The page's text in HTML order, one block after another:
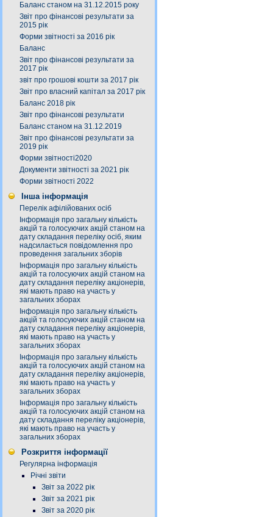
Баланс станом на 31.12.2015 року
Звіт про фінансові результати за
2015 рік
Форми звітності за 2016 рік
Баланс
Звіт про фінансові результати за
2017 рік
звіт про грошові кошти за 2017 рік
Звіт про власний капітал за 2017 рік
Баланс 2018 рік
Звіт про фінансові результати
Баланс станом на 31.12.2019
Звіт про фінансові результати за
2019 рік
Форми звітності2020
Документи звітності за 2021 рік
Форми звітності 2022
Інша інформація
Перелік афілійованих осіб
Інформація про загальну кількість
акцій та голосуючих акцій станом на
дату складання переліку осіб, яким
надсилається повідомлення про
проведення загальних зборів
Інформація про загальну кількість
акцій та голосуючих акцій станом на
дату складання переліку акціонерів,
які мають право на участь у
загальних зборах
Інформація про загальну кількість
акцій та голосуючих акцій станом на
дату складання переліку акціонерів,
які мають право на участь у
загальних зборах
Інформація про загальну кількість
акцій та голосуючих акцій станом на
дату складання переліку акціонерів,
які мають право на участь у
загальних зборах
Інформація про загальну кількість
акцій та голосуючих акцій станом на
дату складання переліку акціонерів,
які мають право на участь у
загальних зборах
Розкриття інформації
Регулярна інформація
Річні звіти
Звіт за 2022 рік
Звіт за 2021 рік
Звіт за 2020 рік